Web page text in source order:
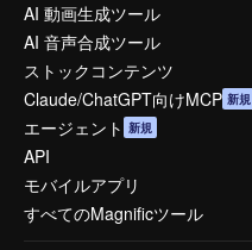
AI 動画生成ツール
AI 音声合成ツール
ストックコンテンツ
Claude/ChatGPT向けMCP 新規
エージェント 新規
API
モバイルアプリ
すべてのMagnificツール